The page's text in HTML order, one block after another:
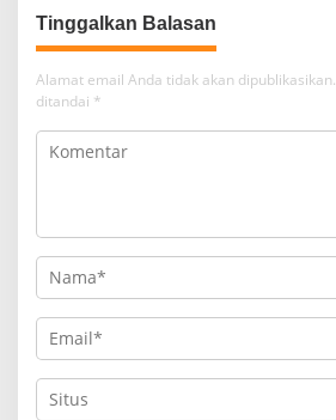
Tinggalkan Balasan
Alamat email Anda tidak akan dipublikasikan.
ditandai *